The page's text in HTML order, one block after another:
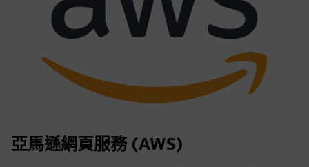
亞馬遜網頁服務 (AWS)